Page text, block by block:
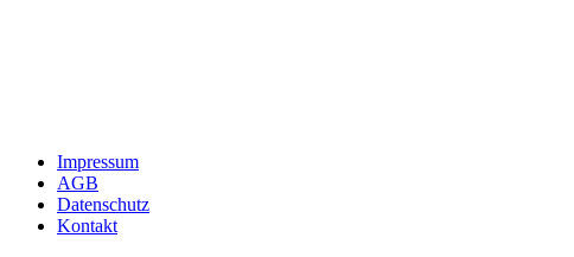
Impressum
AGB
Datenschutz
Kontakt